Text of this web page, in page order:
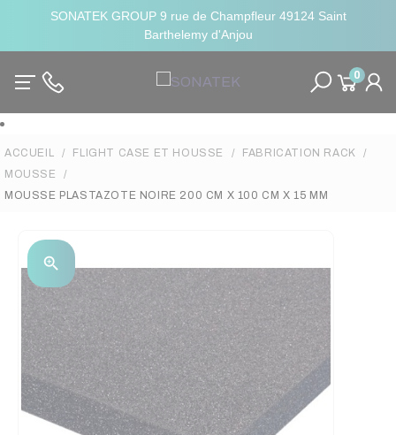
SONATEK GROUP 9 rue de Champfleur 49124 Saint
Barthelemy d'Anjou
0
ACCUEIL FLIGHT CASE ET HOUSSE
FABRICATION RACK
MOUSSE
MOUSSE PLASTAZOTE NOIRE 200 CM X 100 CM X 15 MM
zoom_in